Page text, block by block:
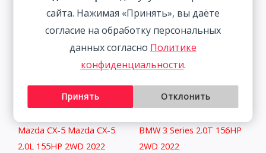
Mazda CX-5 Mazda CX-5
2.0L 155HP 2WD 2022
BMW 3 Series 2.0T 156HP
2WD 2022
сайта. Нажимая «Принять», вы даёте
согласие на обработку персональных
данных согласно Политике
конфиденциальности.
Принять Отклонить